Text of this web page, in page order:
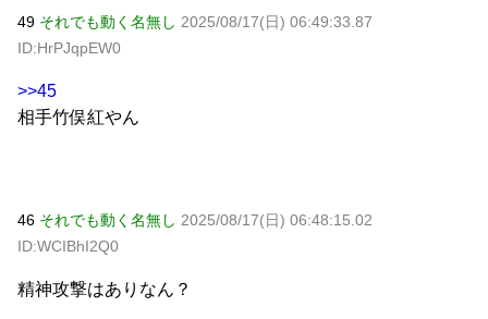
49 それでも動く名無し 2025/08/17(日) 06:49:33.87
ID:HrPJqpEW0
>>45
相手竹俣紅やん
46 それでも動く名無し 2025/08/17(日) 06:48:15.02
ID:WCIBhI2Q0
精神攻撃はありなん？